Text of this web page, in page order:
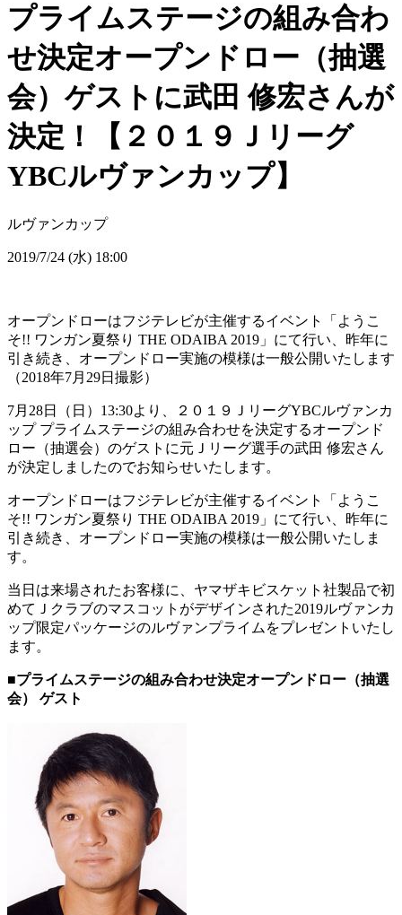
プライムステージの組み合わ
せ決定オープンドロー（抽選
会）ゲストに武田 修宏さんが
決定！【２０１９Ｊリーグ
YBCルヴァンカップ】
ルヴァンカップ
2019/7/24 (水) 18:00
オープンドローはフジテレビが主催するイベント「ようこ
そ!! ワンガン夏祭り THE ODAIBA 2019」にて行い、昨年に
引き続き、オープンドロー実施の模様は一般公開いたします
（2018年7月29日撮影）
7月28日（日）13:30より、２０１９ＪリーグYBCルヴァンカ
ップ プライムステージの組み合わせを決定するオープンド
ロー（抽選会）のゲストに元Ｊリーグ選手の武田 修宏さん
が決定しましたのでお知らせいたします。
オープンドローはフジテレビが主催するイベント「ようこ
そ!! ワンガン夏祭り THE ODAIBA 2019」にて行い、昨年に
引き続き、オープンドロー実施の模様は一般公開いたしま
す。
当日は来場されたお客様に、ヤマザキビスケット社製品で初
めてＪクラブのマスコットがデザインされた2019ルヴァンカ
ップ限定パッケージのルヴァンプライムをプレゼントいたし
ます。
■プライムステージの組み合わせ決定オープンドロー（抽選
会） ゲスト